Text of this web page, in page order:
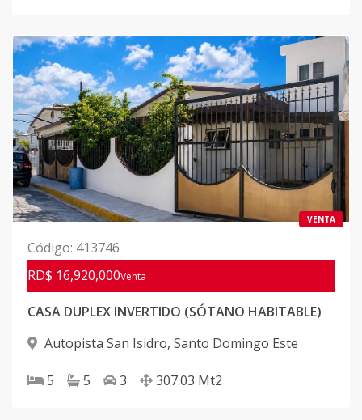
VENTA
Código: 413746
RD$ 16,920,000Venta
CASA DUPLEX INVERTIDO (SÓTANO HABITABLE)
Autopista San Isidro, Santo Domingo Este
5 5 3 307.03 Mt2